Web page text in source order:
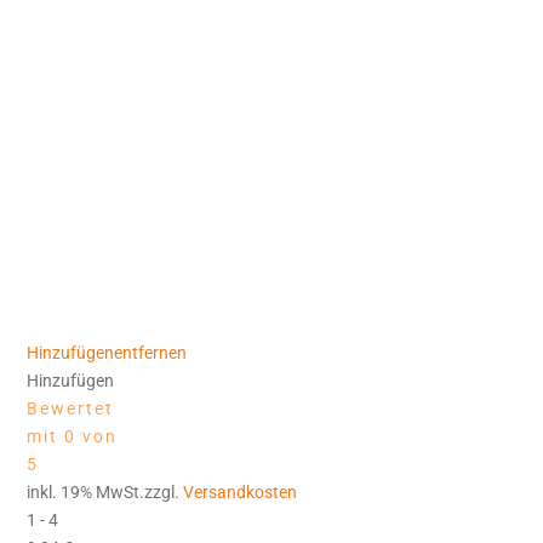
Hinzufügenentfernen
Hinzufügen
Bewertet
mit 0 von
5
inkl. 19% MwSt.zzgl.Versandkosten
1 - 4